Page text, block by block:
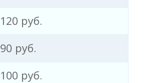
120 руб.
90 руб.
100 руб.